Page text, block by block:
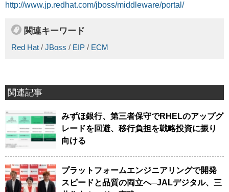
http://www.jp.redhat.com/jboss/middleware/portal/
関連キーワード
Red Hat / JBoss / EIP / ECM
関連記事
みずほ銀行、第三者保守でRHELのアップグ
レードを回避、移行負担を戦略投資に振り
向ける
プラットフォームエンジニアリングで開発
スピードと品質の両立へ─JALデジタル、三